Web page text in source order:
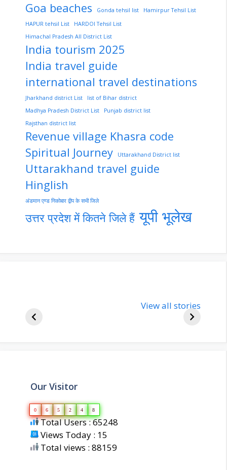
Goa beaches Gonda tehsil list
Hamirpur Tehsil List
HAPUR tehsil List
HARDOI Tehsil List
Himachal Pradesh All District List
India tourism 2025
India travel guide
international travel destinations
Jharkhand district List
list of Bihar district
Madhya Pradesh District List
Punjab district list
Rajsthan district list
Revenue village Khasra code
Spiritual Journey
Uttarakhand District list
Uttarakhand travel guide
Hinglish
अंडमान एण्ड निकोबार द्वीप के सभी जिले
उत्तर प्रदेश में कितने जिले हैं यूपी भूलेख
bjp-india-
about
View all stories
Our Visitor
0 6 5 2 4 8
Total Users : 65248
Views Today : 15
Total views : 88159